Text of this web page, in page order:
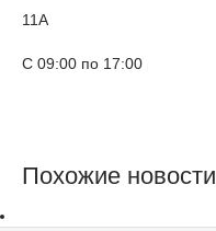
11А
С 09:00 по 17:00
Похожие новости